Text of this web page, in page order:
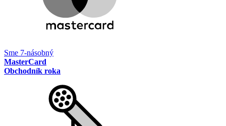
Sme 7-násobný
MasterCard
Obchodník roka